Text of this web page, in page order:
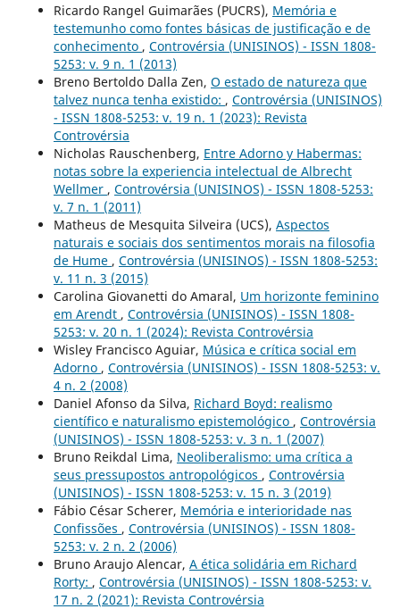
Ricardo Rangel Guimarães (PUCRS), Memória e
testemunho como fontes básicas de justificação e de
conhecimento , Controvérsia (UNISINOS) - ISSN 1808-
5253: v. 9 n. 1 (2013)
Breno Bertoldo Dalla Zen, O estado de natureza que
talvez nunca tenha existido: , Controvérsia (UNISINOS)
- ISSN 1808-5253: v. 19 n. 1 (2023): Revista
Controvérsia
Nicholas Rauschenberg, Entre Adorno y Habermas:
notas sobre la experiencia intelectual de Albrecht
Wellmer , Controvérsia (UNISINOS) - ISSN 1808-5253:
v. 7 n. 1 (2011)
Matheus de Mesquita Silveira (UCS), Aspectos
naturais e sociais dos sentimentos morais na filosofia
de Hume , Controvérsia (UNISINOS) - ISSN 1808-5253:
v. 11 n. 3 (2015)
Carolina Giovanetti do Amaral, Um horizonte feminino
em Arendt , Controvérsia (UNISINOS) - ISSN 1808-
5253: v. 20 n. 1 (2024): Revista Controvérsia
Wisley Francisco Aguiar, Música e crítica social em
Adorno , Controvérsia (UNISINOS) - ISSN 1808-5253: v.
4 n. 2 (2008)
Daniel Afonso da Silva, Richard Boyd: realismo
científico e naturalismo epistemológico , Controvérsia
(UNISINOS) - ISSN 1808-5253: v. 3 n. 1 (2007)
Bruno Reikdal Lima, Neoliberalismo: uma crítica a
seus pressupostos antropológicos , Controvérsia
(UNISINOS) - ISSN 1808-5253: v. 15 n. 3 (2019)
Fábio César Scherer, Memória e interioridade nas
Confissões , Controvérsia (UNISINOS) - ISSN 1808-
5253: v. 2 n. 2 (2006)
Bruno Araujo Alencar, A ética solidária em Richard
Rorty: , Controvérsia (UNISINOS) - ISSN 1808-5253: v.
17 n. 2 (2021): Revista Controvérsia